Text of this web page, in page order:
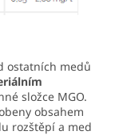
ostatních medů
složce MGO.
obsahem
rozštěpí a med